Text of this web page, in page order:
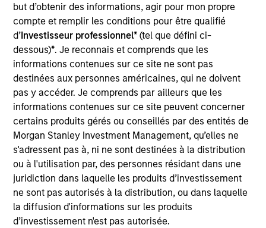
but d’obtenir des informations, agir pour mon propre
compte et remplir les conditions pour être qualifié
d’Investisseur professionnel*(tel que défini ci-
dessous)*. Je reconnais et comprends que les
informations contenues sur ce site ne sont pas
destinées aux personnes américaines, qui ne doivent
pas y accéder. Je comprends par ailleurs que les
informations contenues sur ce site peuvent concerner
certains produits gérés ou conseillés par des entités de
Morgan Stanley Investment Management, qu’elles ne
s'adressent pas à, ni ne sont destinées à la distribution
ou à l'utilisation par, des personnes résidant dans une
juridiction dans laquelle les produits d’investissement
ne sont pas autorisés à la distribution, ou dans laquelle
la diffusion d'informations sur les produits
d’investissement n'est pas autorisée.
North America Private Credit
Mario Zillner is a Managing Director of Morgan
Stanley and is a member of the Morgan Stanley
Private Credit team, where he serves on the
Investment Committee and focuses on originating
and underwriting investment opportunities. Mr.
Zillner joined Morgan Stanley in 2020 and has over
15 years of relevant industry experience. Prior to
joining Morgan Stanley, Mr. Zillner was a Vice
President at Antares Capital, responsible for
originating, structuring, and executing private credit
investments. Prior to this position, Mr. Zillner
worked in various credit groups at both Antares